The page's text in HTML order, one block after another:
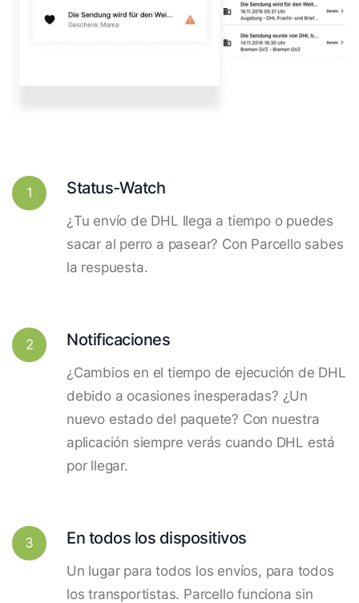
1 Status-Watch
¿Tu envío de DHL llega a tiempo o puedes
sacar al perro a pasear? Con Parcello sabes
la respuesta.
2 Notificaciones
¿Cambios en el tiempo de ejecución de DHL
debido a ocasiones inesperadas? ¿Un
nuevo estado del paquete? Con nuestra
aplicación siempre verás cuando DHL está
por llegar.
3 En todos los dispositivos
Un lugar para todos los envíos, para todos
los transportistas. Parcello funciona sin